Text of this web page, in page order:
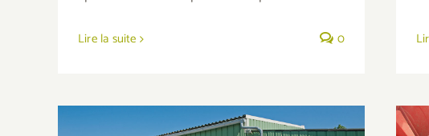
Lire la suite 0